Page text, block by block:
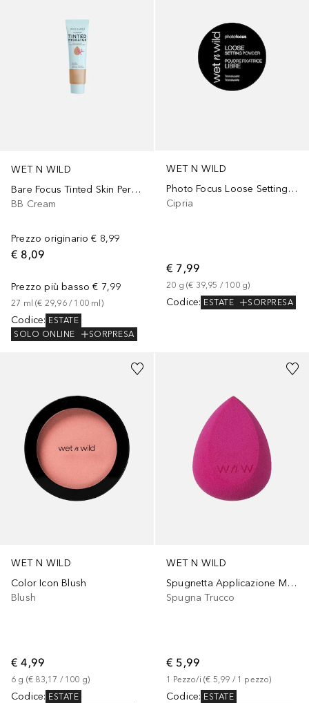
WET N WILD
Bare Focus Tinted Skin Perfector
BB Cream
Prezzo originario € 8,99
€ 8,09
Prezzo più basso € 7,99
27 ml (€ 29,96 / 100 ml )
Codice: ESTATE
SOLO ONLINE
SORPRESA
WET N WILD
Photo Focus Loose Setting Powder
Cipria
€ 7,99
20 g (€ 39,95 / 100 g)
Codice: ESTATE SORPRESA
WET N WILD
Color Icon Blush
Blush
€ 4,99
6 g (€ 83,17 / 100 g)
Codice: ESTATE
WET N WILD
Spugnetta Applicazione Makeup
Spugna Trucco
€ 5,99
1 Pezzo/i (€ 5,99 / 1 pezzo)
Codice: ESTATE